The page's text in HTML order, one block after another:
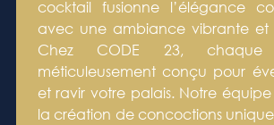
cocktail fusionne l’élégance
avec une ambiance vibrante et
Chez CODE 23,
méticuleusement conçu pour
et ravir votre palais. Notre
la création de concoctions